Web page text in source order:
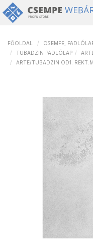
FŐOLDAL CSEMPE,
TUBADZIN PADLÓLAP
ARTE/TUBADZIN OD1.